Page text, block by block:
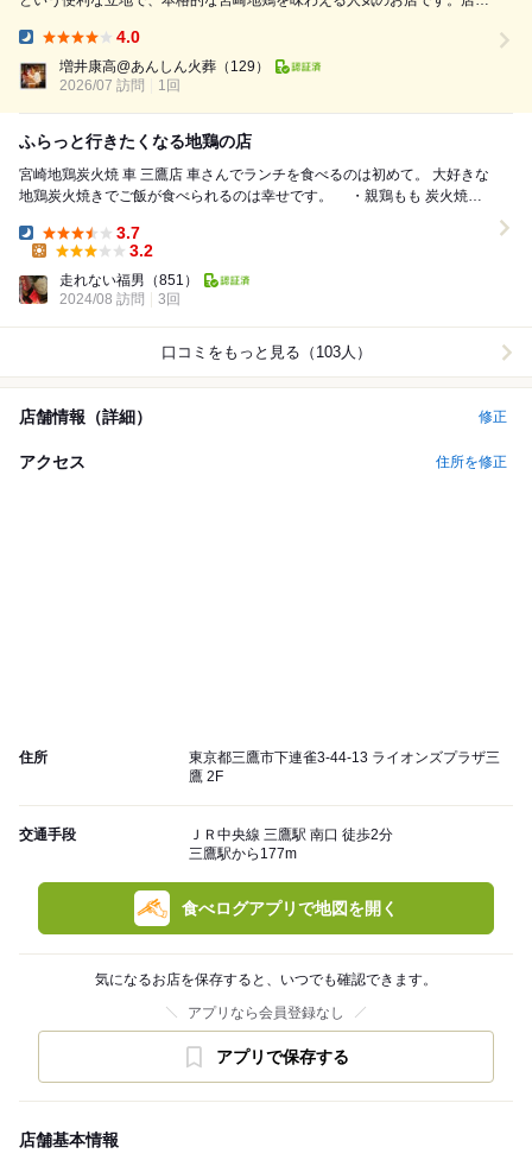
人での食事から仲間との会食、宴会まで幅広いシーンで利用できそうで
す。 まずいただきたいのは、や...
4.0
増井康高@あんしん火葬 （129）
2026/07 訪問
1回
ふらっと行きたくなる地鶏の店
宮崎地鶏炭火焼 車 三鷹店 車さんでランチを食べるのは初めて。 大好きな
地鶏炭火焼きでご飯が食べられるのは幸せです。 ・親鶏もも 炭火焼御
Dinner:
3.7
3.2
走れない福男 （851）
2024/08 訪問
3回
口コミをもっと見る（103人）
店舗情報（詳細） 修正
アクセス 住所を修正
住所
東京都三鷹市下連雀3-44-13 ライオンズプラザ三
鷹 2F
交通手段
ＪＲ中央線 三鷹駅 南口 徒歩2分
三鷹駅から177m
食べログアプリで地図を開く
気になるお店を保存すると、いつでも確認できます。
アプリなら会員登録なし
アプリで保存する
店舗基本情報